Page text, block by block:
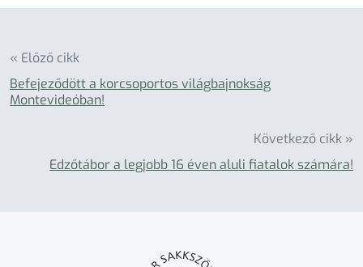
« Előző cikk
Befejeződött a korcsoportos világbajnokság
Montevideóban!
Következő cikk »
Edzőtábor a legjobb 16 éven aluli fiatalok számára!